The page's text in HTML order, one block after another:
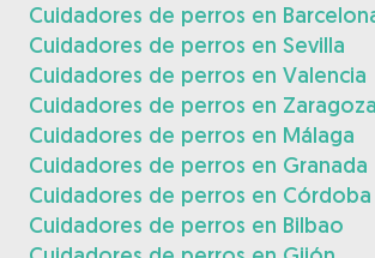
Cuidadores de perros en
Cuidadores de perros en Sevilla
Cuidadores de perros en Valencia
Cuidadores de perros en Zaragoza
Cuidadores de perros en Málaga
Cuidadores de perros en Granada
Cuidadores de perros en Córdoba
Cuidadores de perros en Bilbao